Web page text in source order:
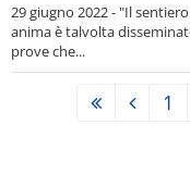
29 giugno 2022 - "Il
anima è talvolta
prove che...
1